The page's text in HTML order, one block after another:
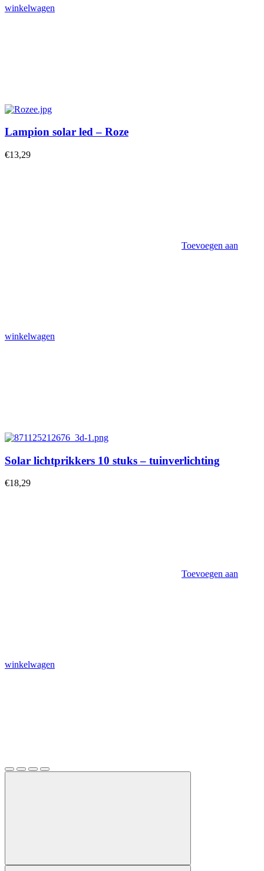
winkelwagen
Lampion solar led – Roze
€13,29
Toevoegen aan
winkelwagen
Solar lichtprikkers 10 stuks – tuinverlichting
€18,29
Toevoegen aan
winkelwagen